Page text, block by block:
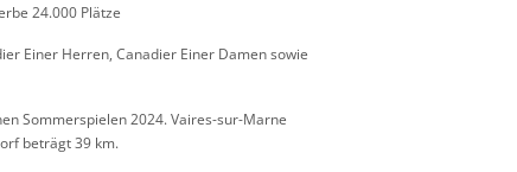
24.000 Plätze
Einer Herren, Canadier Einer Damen sowie
Sommerspielen 2024. Vaires-sur-Marne
beträgt 39 km.